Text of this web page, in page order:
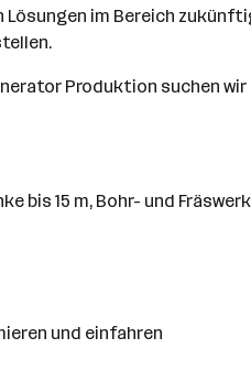
im Bereich
Produktion suchen wir
bis 15 m, Bohr- und
und einfahren